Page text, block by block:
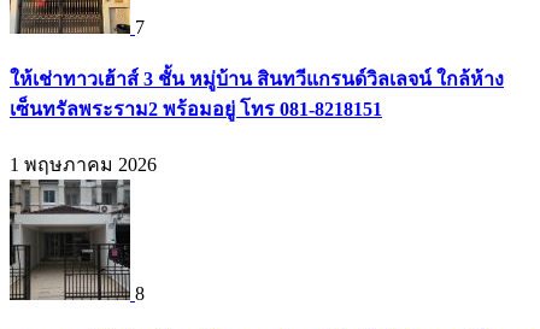
7
ให้เช่าทาวเฮ้าส์ 3 ชั้น หมู่บ้าน สินทวีแกรนด์วิลเลจน์ ใกล้ห้าง
เซ็นทรัลพระราม2 พร้อมอยู่ โทร 081-8218151
1 พฤษภาคม 2026
8